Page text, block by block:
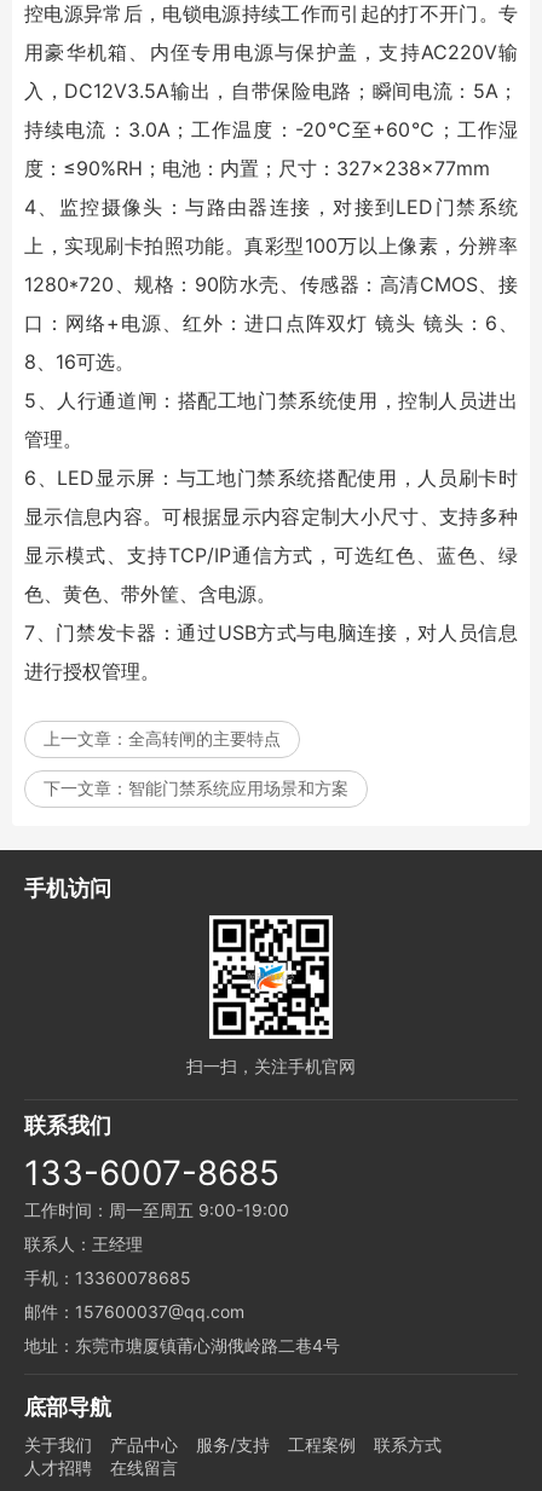
控电源异常后，电锁电源持续工作而引起的打不开门。专
用豪华机箱、内侄专用电源与保护盖，支持AC220V输
入，DC12V3.5A输出，自带保险电路；瞬间电流：5A；
持续电流：3.0A；工作温度：-20℃至+60℃；工作湿
度：≤90%RH；电池：内置；尺寸：327×238×77mm
4、监控摄像头：与路由器连接，对接到LED门禁系统
上，实现刷卡拍照功能。真彩型100万以上像素，分辨率
1280*720、规格：90防水壳、传感器：高清CMOS、接
口：网络+电源、红外：进口点阵双灯 镜头 镜头：6、
8、16可选。
5、人行通道闸：搭配工地门禁系统使用，控制人员进出
管理。
6、LED显示屏：与工地门禁系统搭配使用，人员刷卡时
显示信息内容。可根据显示内容定制大小尺寸、支持多种
显示模式、支持TCP/IP通信方式，可选红色、蓝色、绿
色、黄色、带外筐、含电源。
7、门禁发卡器：通过USB方式与电脑连接，对人员信息
进行授权管理。
上一文章： 全高转闸的主要特点
下一文章： 智能门禁系统应用场景和方案
手机访问
扫一扫，关注手机官网
联系我们
133-6007-8685
工作时间：周一至周五 9:00-19:00
联系人：王经理
手机：13360078685
邮件：157600037@qq.com
地址：东莞市塘厦镇莆心湖俄岭路二巷4号
底部导航
关于我们 产品中心 服务/支持 工程案例
联系方式
人才招聘
在线留言